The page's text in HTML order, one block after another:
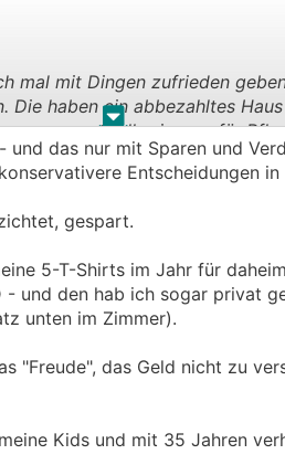
. .
mal mit Dingen zufrieden
Die haben ein abbezahltes
angespart falls sie was für
es macht keinen Unterschied
Krösuse mit 4 Mal Urlaub
einmal was sie sich jetzt
wir nur noch gesund
das nur mit Sparen und
Entscheidungen
gespart.
5-T-Shirts im Jahr für
- und den hab ich sogar privat
unten im Zimmer).
"Freude", das Geld nicht zu
Kids und mit 35 Jahren